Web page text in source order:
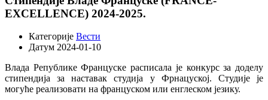
EXCELLENCE) 2024-2025.
Категорије Вести
Датум 2024-01-10
Влада Републике Француске расписала је конкурс за доделу
стипендија за наставак студија у Фрнацуској. Студије је
могуће реализовати на француском или енглеском језику.